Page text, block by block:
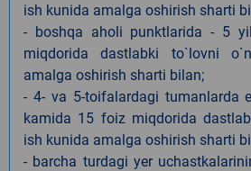
ish kunida amalga oshirish sharti
- boshqa aholi punktlarida - 5
miqdorida dastlabki to`lovni
amalga oshirish sharti bilan;
- 4- va 5-toifalardagi tumanlarda
kamida 15 foiz miqdorida
ish kunida amalga oshirish sharti
- barcha turdagi yer